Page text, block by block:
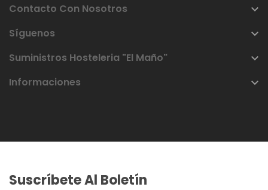
Contacto Con Nosotros 
Síguenos 
Suministros Hosteleria "El Maño" 
Informaciones 
Suscríbete Al Boletín